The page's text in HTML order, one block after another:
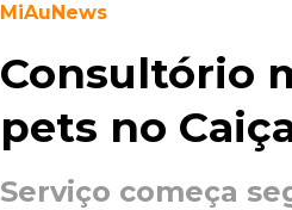
MiAuNews
Consultório
pets no
Serviço começa